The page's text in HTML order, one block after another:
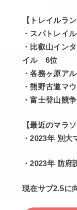
【トレイルラ
・スパトレイ
・比叡山イン
イル 6位
・各務ヶ原ア
・熊野古道マ
・富士登山競
【最近のマラソ
・2023年 別大
・2023年 防
現在サブ2.5に